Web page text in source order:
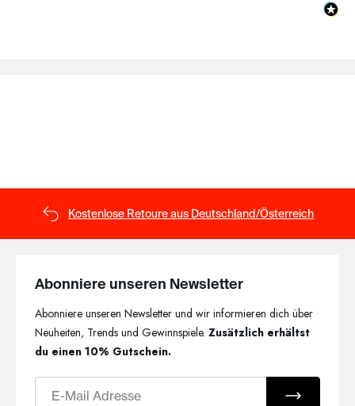
Kostenlose Retoure aus Deutschland/Österreich
Abonniere unseren Newsletter
Abonniere unseren Newsletter und wir informieren dich über
Neuheiten, Trends und Gewinnspiele.Zusätzlich erhältst
du einen 10% Gutschein.